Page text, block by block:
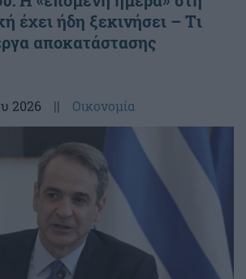
έχει ήδη ξεκινήσει – Tι
αποκατάστασης
2026 || Οικονομία